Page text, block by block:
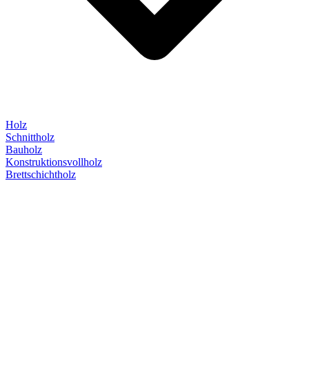
Holz
Schnittholz
Bauholz
Konstruktionsvollholz
Brettschichtholz